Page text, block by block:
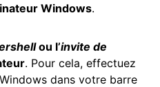
Windows.
ou l’invite de
. Pour cela, effectuez
dans votre barre